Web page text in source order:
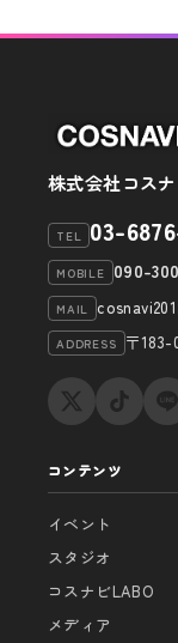
ン
株式会社コス
TEL 03-
MOBILE 090-
MAIL
ADDRESS 〒183-
コンテンツ
イベント
スタジオ
コスナビLABO
メディア